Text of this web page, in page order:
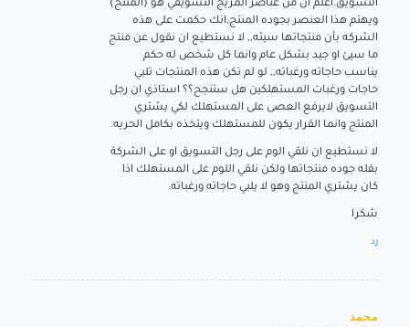
التسويق.اعلم ان من عناصر المزيج التسويقي هو (المنتج)
ويهتم هذا العنصر بجوده المنتج,انك حكمت على هذه
الشركه بأن منتجاتها سيئه,, لا نستطيع ان نقول عن منتج
ما سيئ او جيد بشكل عام وانما كل شخص له حكم
يناسب حاجاته ورغباته,, لو لم تكن هذه المنتجات تلبي
حاجات ورغبات المستهلكين هل ستنجح؟؟ استاذي ان رجل
التسويق لايرفع العصى على المستهلك لكي يشتري
المنتج وانما القرار يكون للمستهلك ويتخذه بكامل الحريه.
لا نستطيع ان نلقي الوم على رجل التسويق او على الشركة
بقله جوده منتجاتها ولكن نلقي اللوم على المستهلك اذا
كان يشتري المنتج وهو لا يلبي حاجاته ورغباته.
شكرا
رد
محمد